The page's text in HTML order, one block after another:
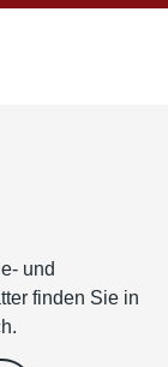
und
finden Sie in